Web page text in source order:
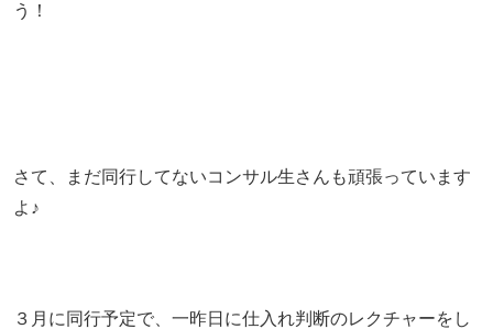
う！
さて、まだ同行してないコンサル生さんも頑張っています
よ♪
３月に同行予定で、一昨日に仕入れ判断のレクチャーをし